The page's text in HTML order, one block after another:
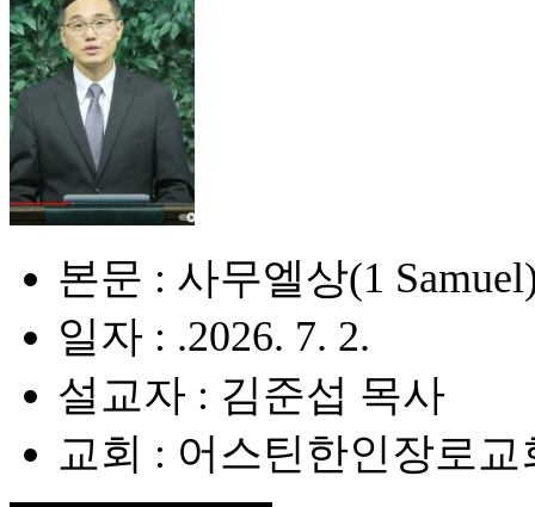
본문 : 사무엘상(1
일자 : .2026. 7. 2.
설교자 : 김준섭 목사
교회 : 어스틴한인장로교